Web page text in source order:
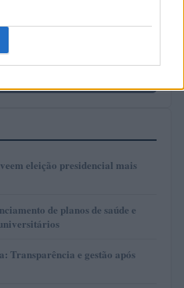
eleição presidencial mais
de planos de saúde e
Transparência e gestão após